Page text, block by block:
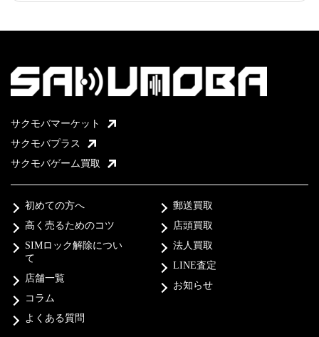
サクモバマーケット
サクモバプラス
サクモバゲーム買取
初めての方へ
高く売るためのコツ
SIMロック解除につい
て
店舗一覧
コラム
よくある質問
郵送買取
店頭買取
法人買取
LINE査定
お知らせ